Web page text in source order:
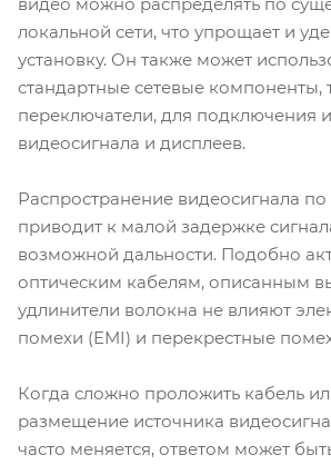
видео можно распределять по
локальной сети, что упрощает и
установку. Он также может
стандартные сетевые компоненты,
переключатели, для подключения
видеосигнала и дисплеев.
Распространение видеосигнала
приводит к малой задержке
возможной дальности. Подобно
оптическим кабелям, описанным
удлинители волокна не влияют
помехи (EMI) и перекрестные
Когда сложно проложить кабель
размещение источника
часто меняется, ответом может